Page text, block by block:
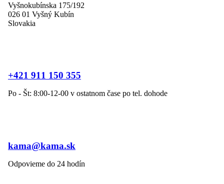
Vyšnokubínska 175/192
026 01 Vyšný Kubín
Slovakia
+421 911 150 355
Po - Št: 8:00-12-00 v ostatnom čase po tel. dohode
kama@kama.sk
Odpovieme do 24 hodín